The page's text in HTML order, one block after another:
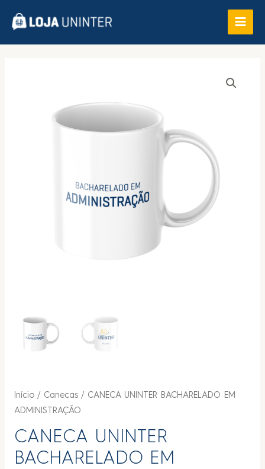
Início/ Canecas/ CANECA UNINTER BACHARELADO EM
ADMINISTRAÇÃO
CANECA UNINTER
BACHARELADO EM